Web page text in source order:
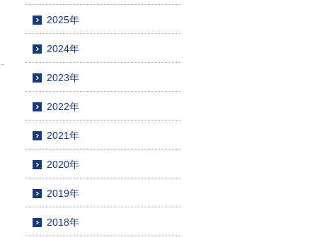
2025年
2024年
2023年
2022年
2021年
2020年
2019年
2018年